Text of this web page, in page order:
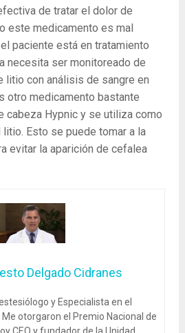
de tratar el dolor de
este medicamento es mal
paciente está en tratamiento
necesita ser monitoreado de
litio con análisis de sangre en
otro medicamento bastante
cabeza Hypnic y se utiliza como
litio. Esto se puede tomar a la
evitar la aparición de cefalea
Delgado Cidranes
y Especialista en el
otorgaron el Premio Nacional de
CEO y fundador de la Unidad